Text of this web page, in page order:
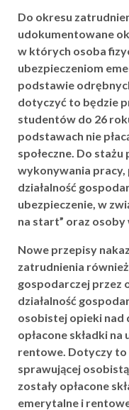
Do okresu
udokumentowane
w których osoba
ubezpieczeniom
podstawie
dotyczyć to będzie
studentów do 26
podstawach nie
społeczne. Do
wykonywania
działalność
ubezpieczenie, w
na start” oraz osoby
Nowe przepisy
zatrudnienia
gospodarczej przez
działalność
osobistej opieki nad
opłacone składki
rentowe. Dotyczy to
sprawującej
zostały opłacone
emerytalne i